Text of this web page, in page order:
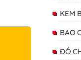
KEM
BAO
ĐỒ